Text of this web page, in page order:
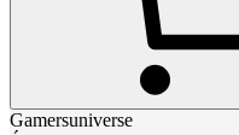
Gamersuniverse